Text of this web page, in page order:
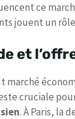
ce
jouent un
et
marché
cruciale
. À Paris, la